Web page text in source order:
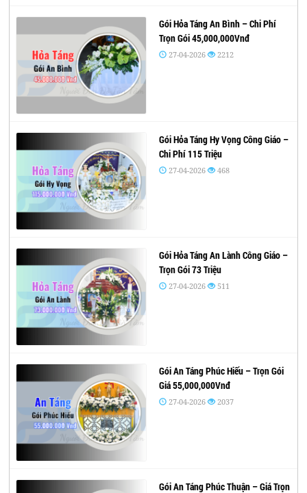
Gói Hỏa Táng An Bình – Chi Phí
Trọn Gói 45,000,000Vnđ
27-04-2026 2212
Gói Hỏa Táng Hy Vọng Công Giáo –
Chi Phí 115 Triệu
27-04-2026 468
Gói Hỏa Táng An Lành Công Giáo –
Trọn Gói 73 Triệu
27-04-2026 511
Gói An Táng Phúc Hiếu – Trọn Gói
Giá 55,000,000Vnđ
27-04-2026 2037
Gói An Táng Phúc Thuận – Giá Trọn